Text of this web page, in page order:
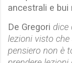
ancestrali e
De Gregori dice
lezioni visto
pensiero non è